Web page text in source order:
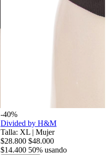
-40%
Divided by H&M
Talla: XL | Mujer
$28.800 $48.000
$14.400 50% usando